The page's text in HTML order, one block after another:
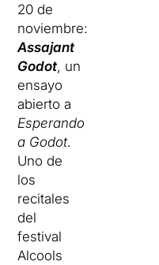
20 de
noviembre:
Assajant
Godot, un
ensayo
abierto a
Esperando
a Godot.
Uno de
los
recitales
del
festival
Alcools